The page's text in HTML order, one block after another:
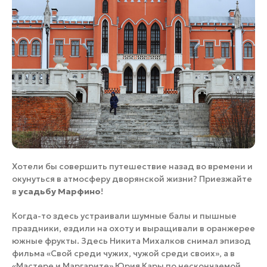
Хотели бы совершить путешествие назад во времени и
окунуться в атмосферу дворянской жизни? Приезжайте
в усадьбу Марфино!
Когда-то здесь устраивали шумные балы и пышные
праздники, ездили на охоту и выращивали в оранжерее
южные фрукты. Здесь Никита Михалков снимал эпизод
фильма «Свой среди чужих, чужой среди своих», а в